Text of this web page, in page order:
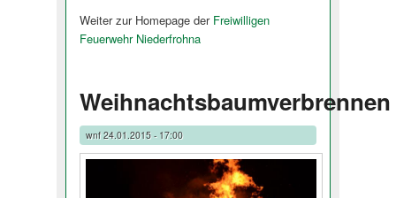
Weiter zur Homepage der Freiwilligen
Feuerwehr Niederfrohna
Weihnachtsbaumverbrennen
wnf24.01.2015 - 17:00